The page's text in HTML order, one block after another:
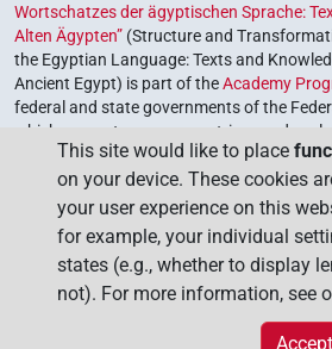
Wortschatzes der ägyptischen Sprache:
Alten Ägypten” (Structure and
the Egyptian Language: Texts and
Ancient Egypt) is part of theAcademy
federal and state governments of the
which serves to preserve, retrieve and
The program is coordinated by theUnion
of Sciences and Humanities.
This site would like to place
on your device. These cookies
your user experience on this
for example, your individual
states (e.g., whether to display
not). For more information, see
Accept